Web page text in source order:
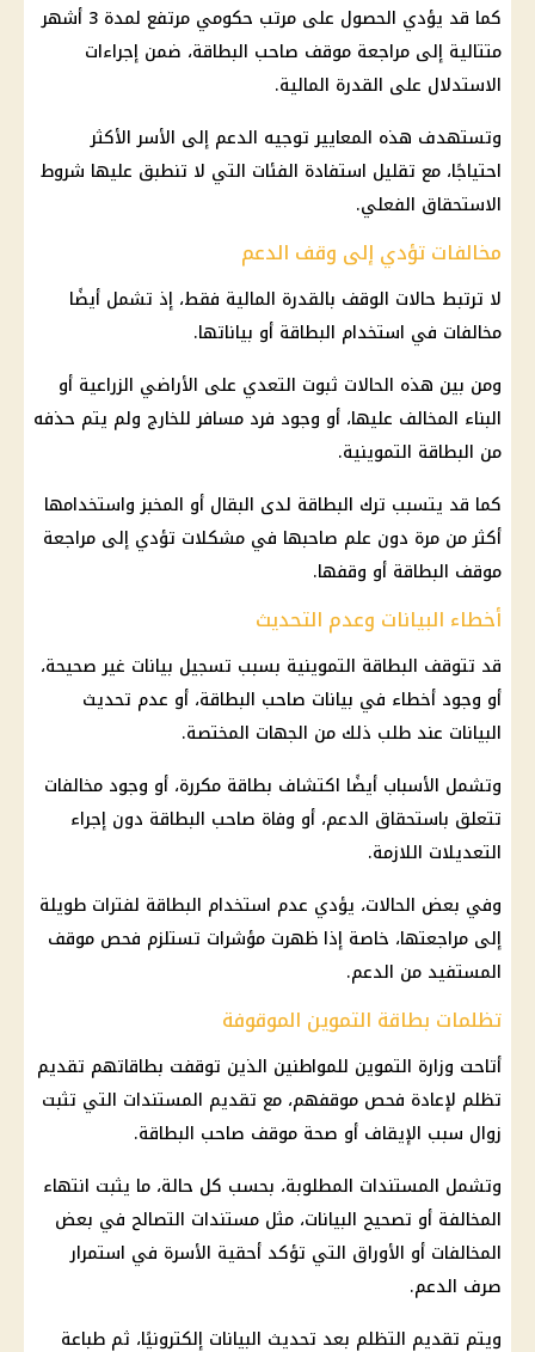
كما قد يؤدي الحصول على مرتب حكومي مرتفع لمدة 3 أشهر
متتالية إلى مراجعة موقف صاحب البطاقة، ضمن إجراءات
الاستدلال على القدرة المالية.
وتستهدف هذه المعايير توجيه الدعم إلى الأسر الأكثر
احتياجًا، مع تقليل استفادة الفئات التي لا تنطبق عليها شروط
الاستحقاق الفعلي.
مخالفات تؤدي إلى وقف الدعم
لا ترتبط حالات الوقف بالقدرة المالية فقط، إذ تشمل أيضًا
مخالفات في استخدام البطاقة أو بياناتها.
ومن بين هذه الحالات ثبوت التعدي على الأراضي الزراعية أو
البناء المخالف عليها، أو وجود فرد مسافر للخارج ولم يتم حذفه
من البطاقة التموينية.
كما قد يتسبب ترك البطاقة لدى البقال أو المخبز واستخدامها
أكثر من مرة دون علم صاحبها في مشكلات تؤدي إلى مراجعة
موقف البطاقة أو وقفها.
أخطاء البيانات وعدم التحديث
قد تتوقف البطاقة التموينية بسبب تسجيل بيانات غير صحيحة،
أو وجود أخطاء في بيانات صاحب البطاقة، أو عدم تحديث
البيانات عند طلب ذلك من الجهات المختصة.
وتشمل الأسباب أيضًا اكتشاف بطاقة مكررة، أو وجود مخالفات
تتعلق باستحقاق الدعم، أو وفاة صاحب البطاقة دون إجراء
التعديلات اللازمة.
وفي بعض الحالات، يؤدي عدم استخدام البطاقة لفترات طويلة
إلى مراجعتها، خاصة إذا ظهرت مؤشرات تستلزم فحص موقف
المستفيد من الدعم.
تظلمات بطاقة التموين الموقوفة
أتاحت وزارة التموين للمواطنين الذين توقفت بطاقاتهم تقديم
تظلم لإعادة فحص موقفهم، مع تقديم المستندات التي تثبت
زوال سبب الإيقاف أو صحة موقف صاحب البطاقة.
وتشمل المستندات المطلوبة، بحسب كل حالة، ما يثبت انتهاء
المخالفة أو تصحيح البيانات، مثل مستندات التصالح في بعض
المخالفات أو الأوراق التي تؤكد أحقية الأسرة في استمرار
صرف الدعم.
ويتم تقديم التظلم بعد تحديث البيانات إلكترونيًا، ثم طباعة